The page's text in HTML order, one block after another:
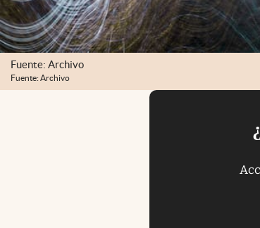
Fuente: Archivo
Fuente: Archivo